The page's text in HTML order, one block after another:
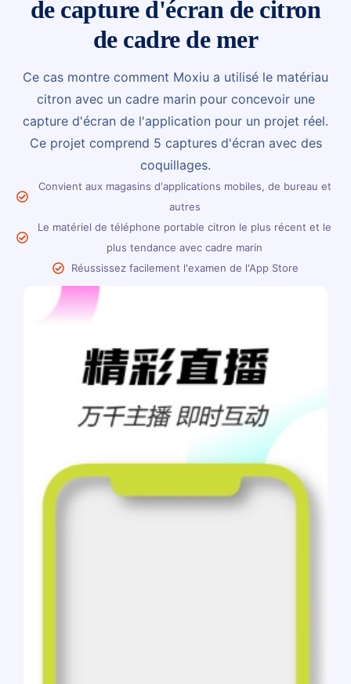
de capture d'écran de citron
de cadre de mer
Ce cas montre comment Moxiu a utilisé le matériau
citron avec un cadre marin pour concevoir une
capture d'écran de l'application pour un projet réel.
Ce projet comprend 5 captures d'écran avec des
coquillages.
Convient aux magasins d'applications mobiles, de bureau et
autres
Le matériel de téléphone portable citron le plus récent et le
plus tendance avec cadre marin
Réussissez facilement l'examen de l'App Store